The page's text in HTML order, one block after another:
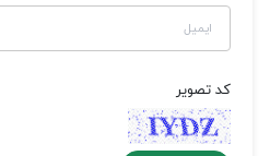
کد تصویر